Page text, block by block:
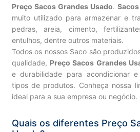
Preço Sacos Grandes Usado.
muito utilizado para armazenar e
pedras, areia, cimento,
entulhos, dentre outros materiais.
Todos os nossos Saco são
qualidade, Preço Sacos Grandes
e durabilidade para acondicionar
tipos de produtos. Conheça nossa
ideal para a sua empresa ou negócio.
Quais os diferentes Preço